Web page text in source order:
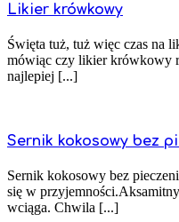
Likier krówkowy
Święta tuż, tuż więc czas na
mówiąc czy likier krówkowy
najlepiej [...]
Sernik kokosowy bez
Sernik kokosowy bez
się w
wciąga. Chwila [...]